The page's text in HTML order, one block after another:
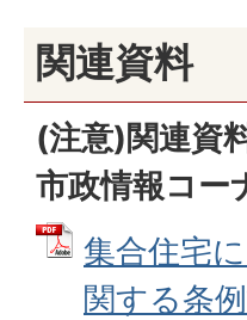
関連資料
(注意)関連資
市政情報コー
集合住宅
関する条